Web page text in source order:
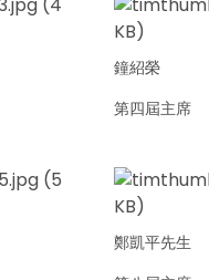
鐘紹榮
第四屆主席
鄭凱平先生